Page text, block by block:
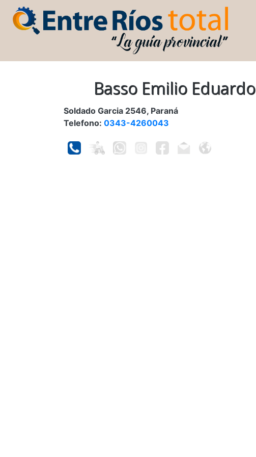
Basso Emilio Eduardo
Soldado Garcia 2546, Paraná
Telefono: 0343-4260043